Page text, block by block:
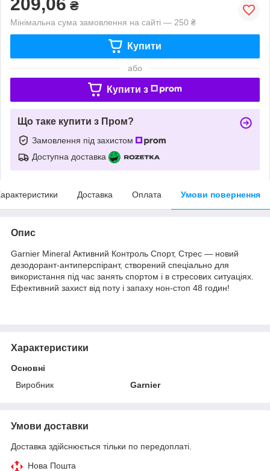
₴
Мінімальна сума замовлення на сайті — 250 ₴
Купити
або
Купити з
Що таке купити з Пром?
Замовлення під захистом
Доступна доставка
Доставка Оплата Умови повернення
Опис
Garnier Mineral Активний Контроль Спорт, Стрес — новий
дезодорант-антиперспірант, створений спеціально для
використання під час занять спортом і в стресових ситуаціях.
Ефективний захист від поту і запаху нон-стоп 48 годин!
Характеристики
Основні
Виробник
Garnier
Умови доставки
Доставка здійснюється тільки по передоплаті.
Нова Пошта